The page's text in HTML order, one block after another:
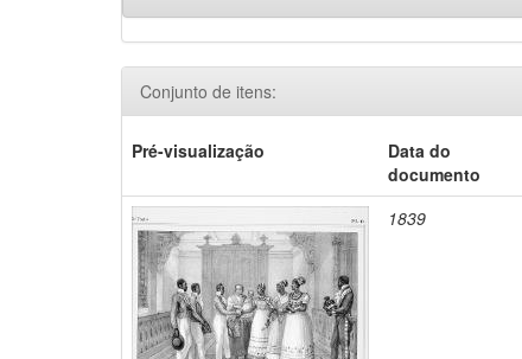
Conjunto de itens:
Pré-visualização
Data do
documento
1839